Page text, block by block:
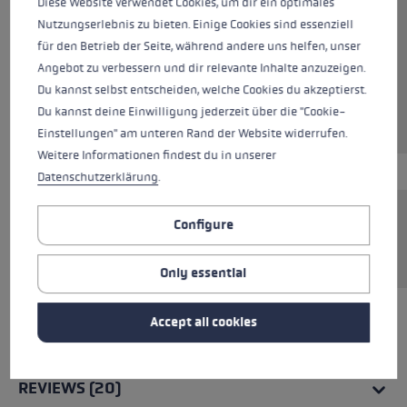
Colours black
Incl. draw bolt and knurled wheel. Only
compatible with Speed Lock 2 system.
ALL FEATURES
REVIEWS (20)
Nutzungserlebnis zu bieten. Einige Cookies sind essenziell
für den Betrieb der Seite, während andere uns helfen, unser
Angebot zu verbessern und dir relevante Inhalte anzuzeigen.
Du kannst selbst entscheiden, welche Cookies du akzeptierst.
Du kannst deine Einwilligung jederzeit über die "Cookie-
Einstellungen" am unteren Rand der Website widerrufen.
Weitere Informationen findest du in unserer
Datenschutzerklärung.
Configure
Only essential
Accept all cookies